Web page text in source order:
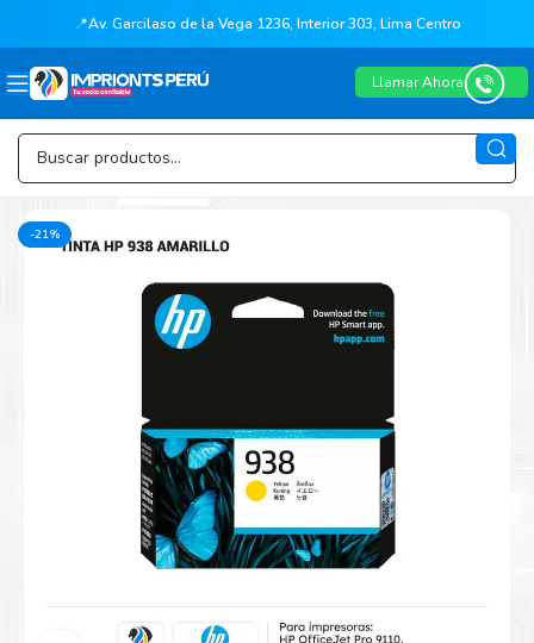
📍Av. Garcilaso de la Vega 1236, Interior 303, Lima Centro
Llamar Ahora
-21%